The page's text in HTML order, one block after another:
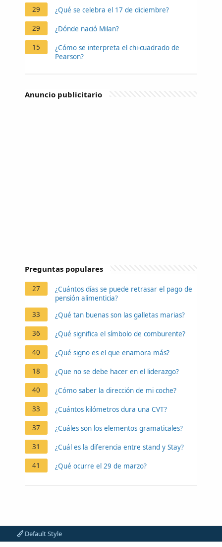
29 ¿Qué se celebra el 17 de diciembre?
29 ¿Dónde nació Milan?
15
¿Cómo se interpreta el chi-cuadrado de
Pearson?
Anuncio publicitario
Preguntas populares
27
¿Cuántos días se puede retrasar el pago de
pensión alimenticia?
33
¿Qué tan buenas son las galletas marias?
36 ¿Qué significa el símbolo de comburente?
40 ¿Qué signo es el que enamora más?
18 ¿Que no se debe hacer en el liderazgo?
40 ¿Cómo saber la dirección de mi coche?
33 ¿Cuántos kilómetros dura una CVT?
37 ¿Cuáles son los elementos gramaticales?
31 ¿Cuál es la diferencia entre stand y Stay?
41 ¿Qué ocurre el 29 de marzo?
Default Style